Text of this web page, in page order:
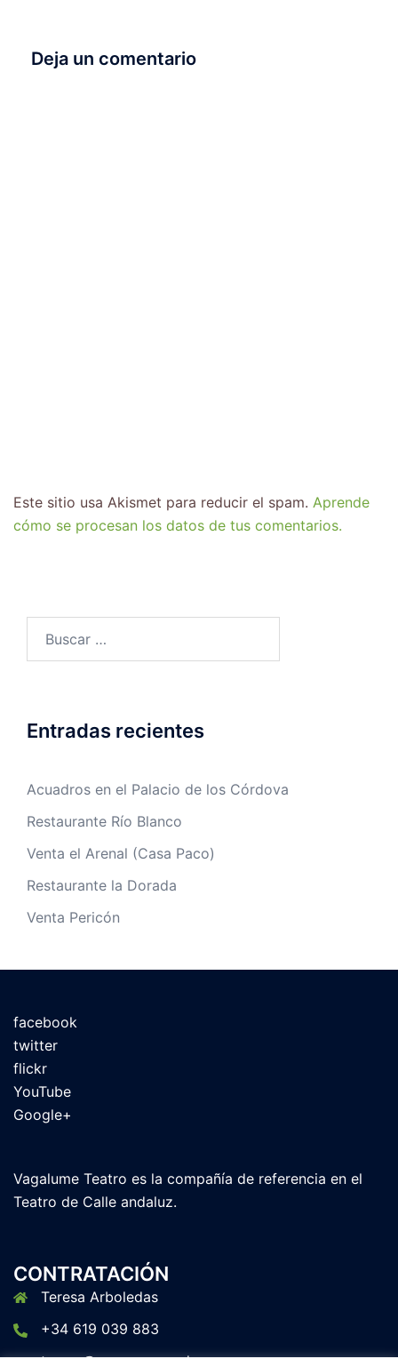
Deja un comentario
Este sitio usa Akismet para reducir el spam. Aprende
cómo se procesan los datos de tus comentarios.
Entradas recientes
Acuadros en el Palacio de los Córdova
Restaurante Río Blanco
Venta el Arenal (Casa Paco)
Restaurante la Dorada
Venta Pericón
facebook
twitter
flickr
YouTube
Google+
Vagalume Teatro es la compañía de referencia en el
Teatro de Calle andaluz.
CONTRATACIÓN
Teresa Arboledas
+34 619 039 883